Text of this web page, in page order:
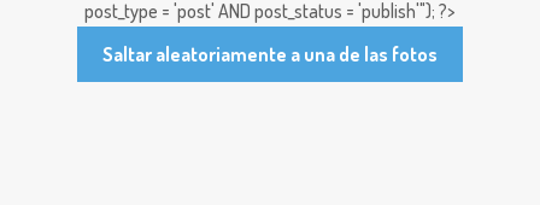
post_type = 'post' AND post_status = 'publish'"); ?>
Saltar aleatoriamente a una de las fotos